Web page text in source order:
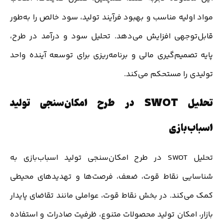
مواد اولیه مناسب و بهبود فرآیند تولید، سود خالص را به‌طور
قابل‌توجهی افزایش می‌دهد. تحلیل سود و درآمد در طرح،
پایه تصمیم‌گیری مالی و برنامه‌ریزی برای توسعه آینده واحد
تولیدی را مستحکم می‌کند.
تحلیل SWOT در طرح امکان‌سنجی تولید
اسباب‌بازی
تحلیل SWOT در طرح امکان‌سنجی تولید اسباب‌بازی به
شناسایی نقاط قوت، ضعف، فرصت‌ها و تهدیدهای محیطی
کمک می‌کند. در بخش نقاط قوت، عواملی مانند تقاضای پایدار
بازار، امکان تولید محصولات متنوع، ظرفیت صادرات و استفاده